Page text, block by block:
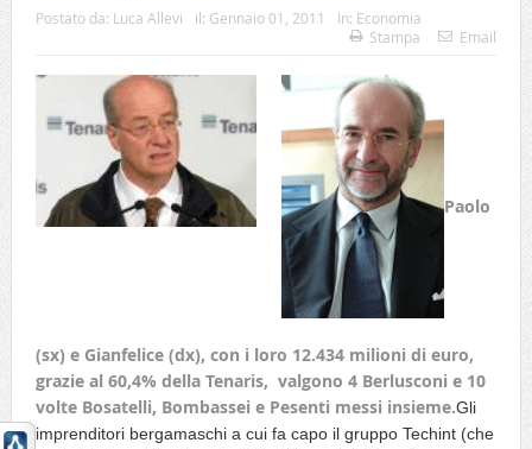
Postato da: Luca Allevi il: Gennaio 01, 2011 In: Economia
Stampa
Email
Paolo
(sx) e Gianfelice (dx), con i loro 12.434 milioni di euro,
grazie al 60,4% della Tenaris, valgono 4 Berlusconi e 10
volte Bosatelli, Bombassei e Pesenti messi insieme.Gli
imprenditori bergamaschi a cui fa capo il gruppo Techint (che